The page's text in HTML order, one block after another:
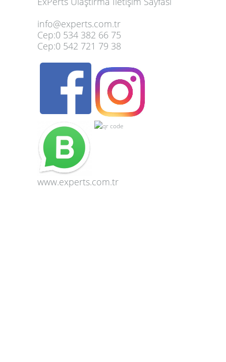
info@experts.com.tr
Cep:0 534 382 66 75
Cep:0 542 721 79 38
www.experts.com.tr